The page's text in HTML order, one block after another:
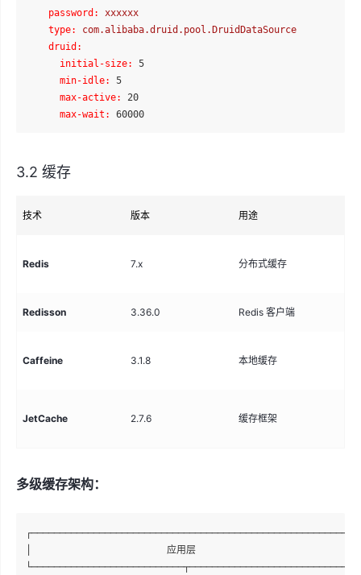
password:
xxxxxx
type:
com.alibaba.druid.pool.DruidDataSource
druid:
initial-size:
5
min-idle:
5
max-active:
20
max-wait:
60000
3.2 缓存
技术 版本 用途
Redis 7.x 分布式缓存
Redisson 3.36.0 Redis 客户端
Caffeine 3.1.8 本地缓存
JetCache 2.7.6 缓存框架
多级缓存架构：
│                        应用层